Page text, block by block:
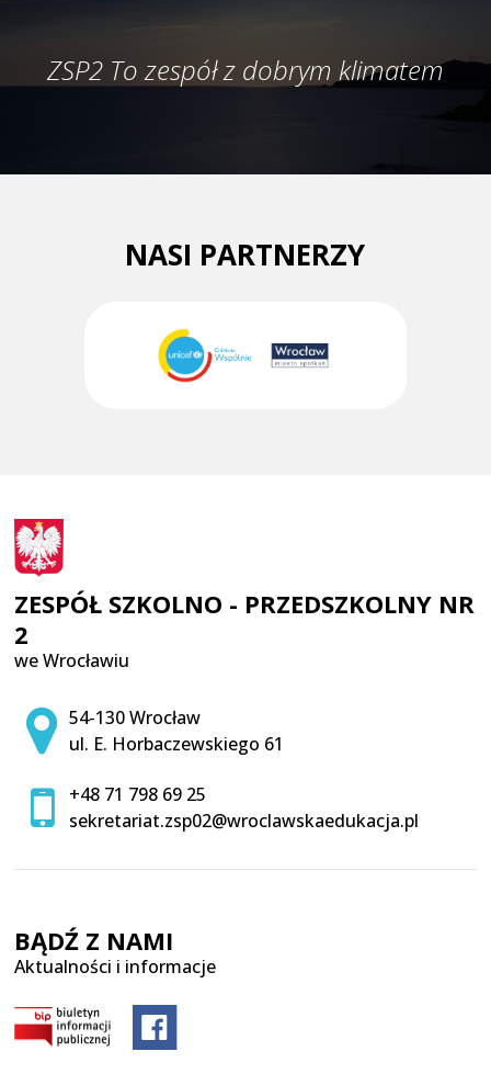
ZSP2 To zespół z dobrym klimatem
NASI PARTNERZY
ZESPÓŁ SZKOLNO - PRZEDSZKOLNY NR
2
we Wrocławiu
Adres pocztowy:
54-130 Wrocław
ul. E. Horbaczewskiego 61
+48 71 798 69 25
sekretariat.zsp02@wroclawskaedukacja.pl
BĄDŹ Z NAMI
Aktualności i informacje